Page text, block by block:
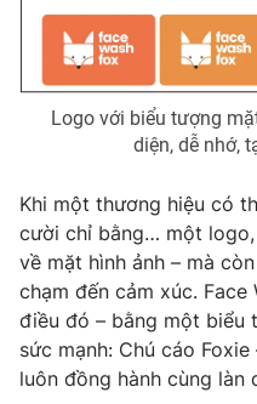
Logo với biểu tượng
diện, dễ nhớ,
Khi một thương hiệu có
cười chỉ bằng… một
về mặt hình ảnh – mà
chạm đến cảm xúc. Face
điều đó – bằng một biểu
sức mạnh: Chú cáo
luôn đồng hành cùng làn